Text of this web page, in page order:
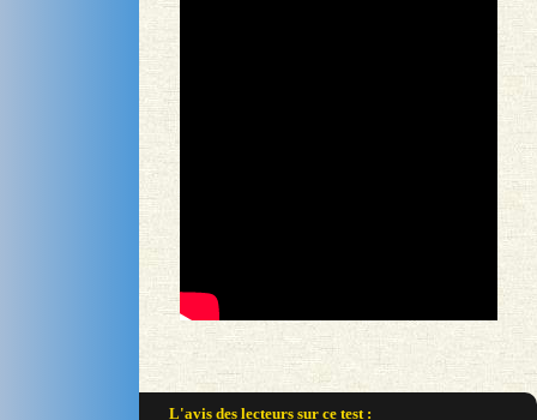
L'avis des lecteurs surce test :